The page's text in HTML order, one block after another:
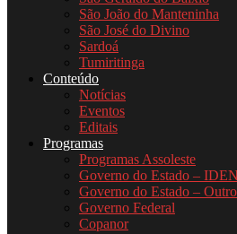
São João do Manteninha
São José do Divino
Sardoá
Tumiritinga
Conteúdo
Notícias
Eventos
Editais
Programas
Programas Assoleste
Governo do Estado –
Governo do Estado –
Governo Federal
Copanor